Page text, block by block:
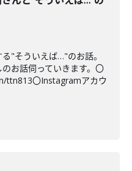
"そういえば…"のお話。
お話伺っていきます。〇
ttn813〇Instagramアカウ